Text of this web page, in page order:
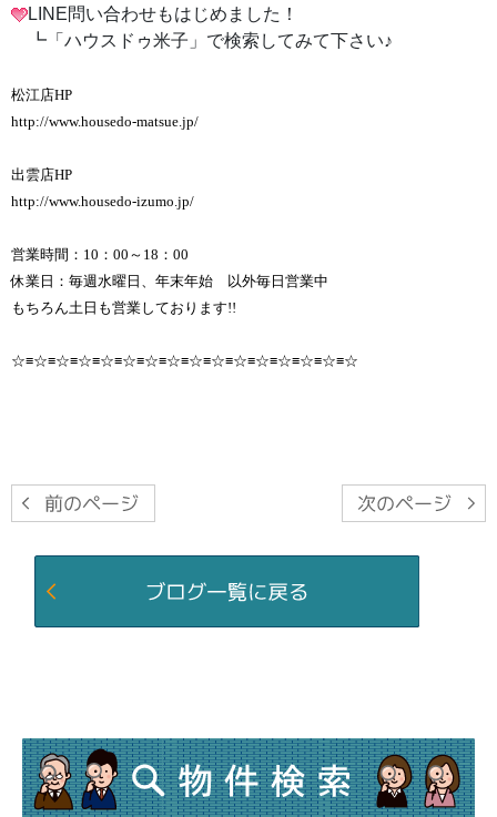
LINE問い合わせもはじめました！
┗「ハウスドゥ米子」で検索してみて下さい♪
松江店HP
http://www.housedo-matsue.jp/
出雲店HP
http://www.housedo-izumo.jp/
営業時間：10：00～18：00
休業日：毎週水曜日、年末年始 以外毎日営業中
もちろん土日も営業しております!!
☆≡☆≡☆≡☆≡☆≡☆≡☆≡☆≡☆≡☆≡☆≡☆≡☆≡☆≡☆≡☆